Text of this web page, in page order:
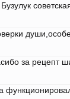
за рецепт